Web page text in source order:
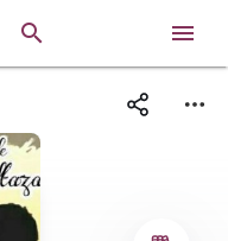
 